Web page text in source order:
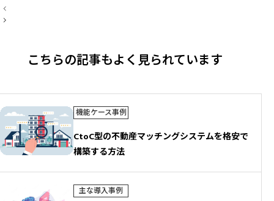
投
稿
こちらの記事もよく見られています
機能ケース事例
CtoC型の不動産マッチングシステムを格安で
構築する方法
主な導入事例